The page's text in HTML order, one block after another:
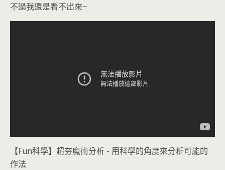
不過我還是看不出來~
【Fun科學】超夯魔術分析 - 用科學的角度來分析可能的
作法